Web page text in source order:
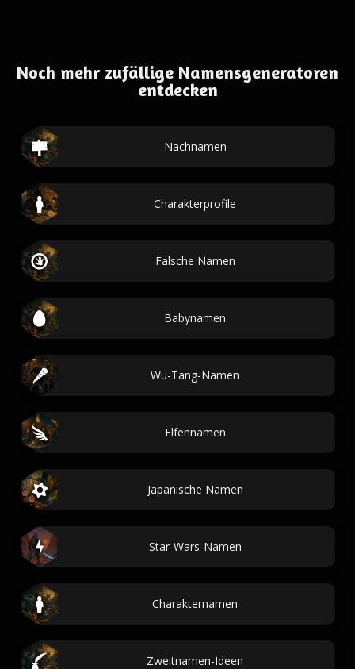
Noch mehr zufällige Namensgeneratoren
entdecken
Nachnamen
Charakterprofile
Falsche Namen
Babynamen
Wu-Tang-Namen
Elfennamen
Japanische Namen
Star-Wars-Namen
Charakternamen
Zweitnamen-Ideen